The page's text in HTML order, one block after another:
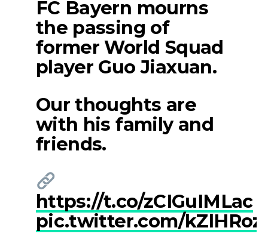
FC Bayern mourns
the passing of
former World Squad
player Guo Jiaxuan.
Our thoughts are
with his family and
friends.
https://t.co/zCIGuIMLac
pic.twitter.com/